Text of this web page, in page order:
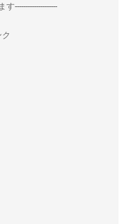
--------------------